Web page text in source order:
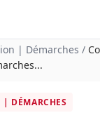
| Démarches /
DÉMARCHES